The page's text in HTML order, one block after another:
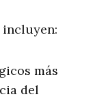
más
del